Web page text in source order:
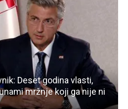
Deset godina vlasti,
mržnje koji ga nije ni